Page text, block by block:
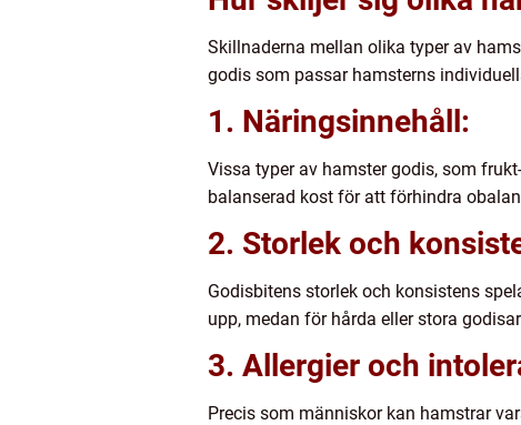
Skillnaderna mellan olika typer av
godis som passar hamsterns
1. Näringsinnehåll:
Vissa typer av hamster godis, som
balanserad kost för att förhindra
2. Storlek och
Godisbitens storlek och konsistens
upp, medan för hårda eller stora
3. Allergier och
Precis som människor kan hamstrar